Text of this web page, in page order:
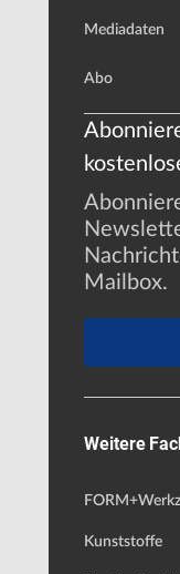
Mediadaten
Abo
Mailbox.
Weitere
Kunststoffe